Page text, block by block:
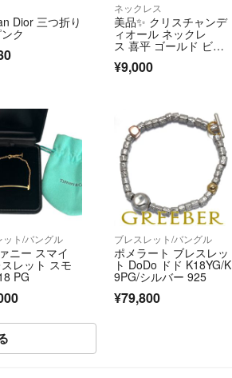
Dior 三つ折り
ク
ネックレス
美品✨ クリスチャンデ
ィオール ネックレ
ス 喜平 ゴールド ビジ
¥9,000
ット/バングル
ニー スマイ
レット スモ
PG
ブレスレット/バングル
ポメラート ブレスレッ
ト DoDo ドド K18YG/K
9PG/シルバー 925
¥79,800